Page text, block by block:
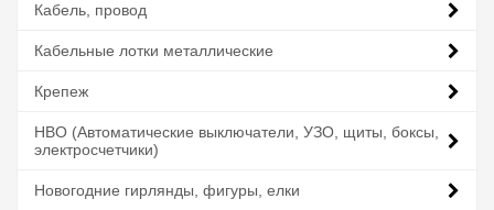
Кабель, провод
Кабельные лотки металлические
Крепеж
НВО (Автоматические выключатели, УЗО, щиты, боксы,
электросчетчики)
Новогодние гирлянды, фигуры, елки